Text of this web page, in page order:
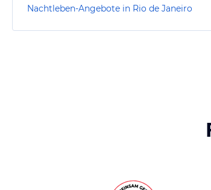
Nachtleben-Angebote in Rio de Janeiro